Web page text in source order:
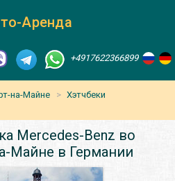
Аренда
+4917622366899
на-Майне
Хэтчбеки
Mercedes-Benz во
Майне в Германии